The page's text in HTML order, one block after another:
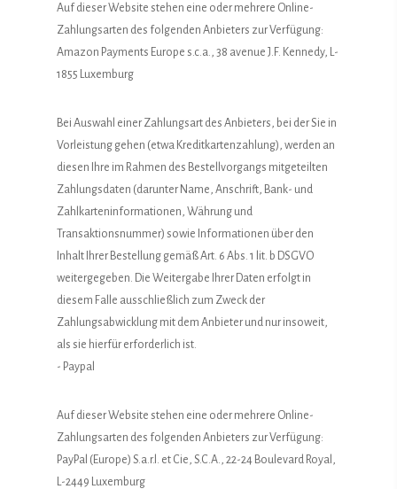
Auf dieser Website stehen eine oder mehrere Online-
Zahlungsarten des folgenden Anbieters zur Verfügung:
Amazon Payments Europe s.c.a., 38 avenue J.F. Kennedy, L-
1855 Luxemburg
Bei Auswahl einer Zahlungsart des Anbieters, bei der Sie in
Vorleistung gehen (etwa Kreditkartenzahlung), werden an
diesen Ihre im Rahmen des Bestellvorgangs mitgeteilten
Zahlungsdaten (darunter Name, Anschrift, Bank- und
Zahlkarteninformationen, Währung und
Transaktionsnummer) sowie Informationen über den
Inhalt Ihrer Bestellung gemäß Art. 6 Abs. 1 lit. b DSGVO
weitergegeben. Die Weitergabe Ihrer Daten erfolgt in
diesem Falle ausschließlich zum Zweck der
Zahlungsabwicklung mit dem Anbieter und nur insoweit,
als sie hierfür erforderlich ist.
- Paypal
Auf dieser Website stehen eine oder mehrere Online-
Zahlungsarten des folgenden Anbieters zur Verfügung:
PayPal (Europe) S.a.r.l. et Cie, S.C.A., 22-24 Boulevard Royal,
L-2449 Luxemburg